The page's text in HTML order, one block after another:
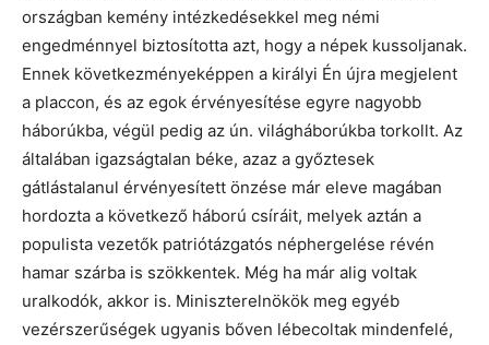
országban kemény intézkedésekkel meg némi
engedménnyel biztosította azt, hogy a népek kussoljanak.
Ennek következményeképpen a királyi Én újra megjelent
a placcon, és az egok érvényesítése egyre nagyobb
háborúkba, végül pedig az ún. világháborúkba torkollt. Az
általában igazságtalan béke, azaz a győztesek
gátlástalanul érvényesített önzése már eleve magában
hordozta a következő háború csíráit, melyek aztán a
populista vezetők patriótázgatós néphergelése révén
hamar szárba is szökkentek. Még ha már alig voltak
uralkodók, akkor is. Miniszterelnökök meg egyéb
vezérszerűségek ugyanis bőven lébecoltak mindenfelé,